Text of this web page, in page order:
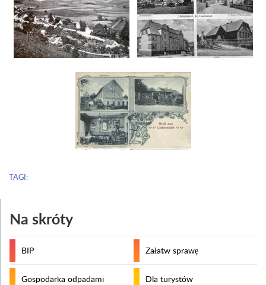
TAGI:
Na skróty
BIP Załatw sprawę
Gospodarka odpadami Dla turystów